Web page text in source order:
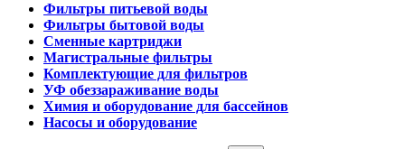
Фильтры питьевой воды
Фильтры бытовой воды
Сменные картриджи
Магистральные фильтры
Комплектующие для фильтров
УФ обеззараживание воды
Химия и оборудование для бассейнов
Насосы и оборудование